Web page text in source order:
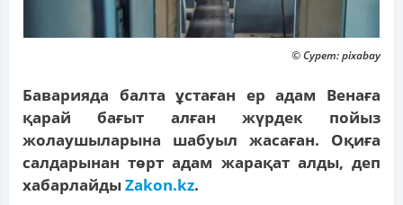
© Сурет: pixabay
Баварияда балта ұстаған ер адам Венаға
қарай бағыт алған жүрдек пойыз
жолаушыларына шабуыл жасаған. Оқиға
салдарынан төрт адам жарақат алды, деп
хабарлайдыZakon.kz.